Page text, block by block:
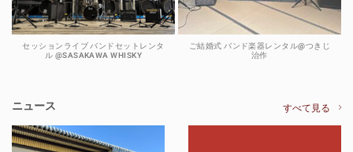
セッションライブ バンドセットレンタ
ル @SASAKAWA WHISKY
ご結婚式 バンド楽器レンタル@つきじ
治作
ニュース すべて見る